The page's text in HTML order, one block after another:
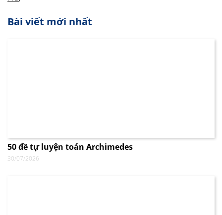
Bài viết mới nhất
50 đề tự luyện toán Archimedes
30/07/2026